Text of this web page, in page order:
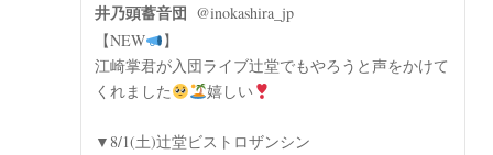
井乃頭蓄音団 @inokashira_jp
【NEW
】
江崎掌君が入団ライブ辻堂でもやろうと声をかけて
くれました
嬉しい
▼8/1(土)辻堂ビストロザンシン